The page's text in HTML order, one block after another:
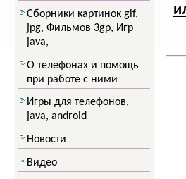
Сборники картинок gif,
jpg, Фильмов 3gp, Игр
java,
О телефонах и помощь
при работе с ними
Игры для телефонов,
java, android
Новости
Видео